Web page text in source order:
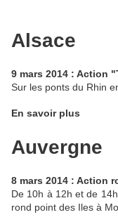
Alsace
9 mars 2014 : Action
Sur les ponts du Rhin
En savoir plus
Auvergne
8 mars 2014 : Action
De 10h à 12h et de
rond point des Iles à